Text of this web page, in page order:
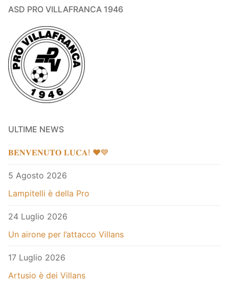
ASD PRO VILLAFRANCA 1946
ULTIME NEWS
𝐁𝐄𝐍𝐕𝐄𝐍𝐔𝐓𝐎 𝐋𝐔𝐂𝐀! ❤️💙
5 Agosto 2026
Lampitelli è della Pro
24 Luglio 2026
Un airone per l’attacco Villans
17 Luglio 2026
Artusio è dei Villans